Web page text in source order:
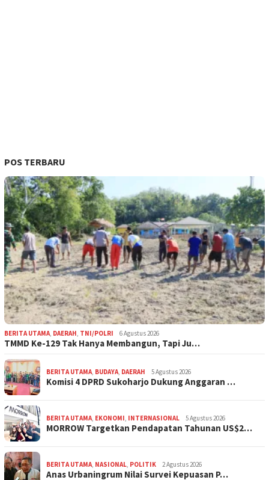
POS TERBARU
BERITA UTAMA DAERAH TNI/POLRI 6 Agustus 2026
TMMD Ke-129 Tak Hanya Membangun, Tapi Ju…
BERITA UTAMA BUDAYA DAERAH 5 Agustus 2026
Komisi 4 DPRD Sukoharjo Dukung Anggaran …
BERITA UTAMA EKONOMI INTERNASIONAL 5 Agustus 2026
MORROW Targetkan Pendapatan Tahunan US$2…
BERITA UTAMA NASIONAL POLITIK 2 Agustus 2026
Anas Urbaningrum Nilai Survei Kepuasan P…